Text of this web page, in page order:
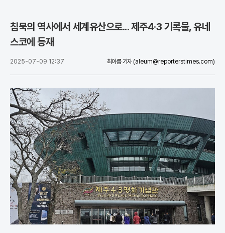
침묵의 역사에서 세계유산으로... 제주4·3 기록물, 유네
스코에 등재
2025-07-09 12:37 최아름 기자 (aleum@reporterstimes.com)